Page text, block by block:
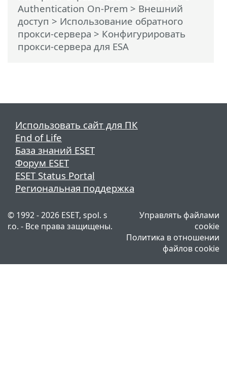
Authentication On-Prem > Внешний
доступ > Использование обратного
прокси-сервера > Конфигурировать
прокси-сервера для ESA
Использовать сайт для ПК
End of Life
База знаний ESET
Форум ESET
ESET Status Portal
Региональная поддержка
© 1992 - 2026 ESET, spol. s
r.o. - Все права защищены.
Управлять файлами
cookie
Политика в отношении
файлов cookie